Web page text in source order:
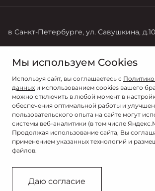
в Санкт-Петербурге, ул. Савушкина,
+7 (812) 220-71-68
© 2026
© РОЛЬФ ЛАХТА
Сделано в ПЕРКС
Мы используем Cookies
Используя сайт, вы соглашаетесь с
данных и использованием cookies вашего
можно отключить в любой момент в
обеспечения оптимальной работы и
пользовательского опыта на сайте могут
системы веб-аналитики (в том числе
Продолжая использование сайта, Вы
применением указанных технологий и
файлов.
Даю согласие